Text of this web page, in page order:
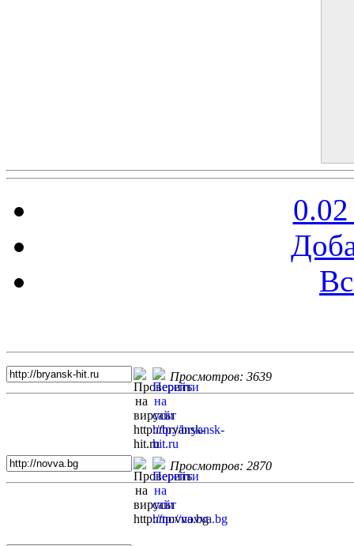
Просмотров: 3639
Просмотров: 2870